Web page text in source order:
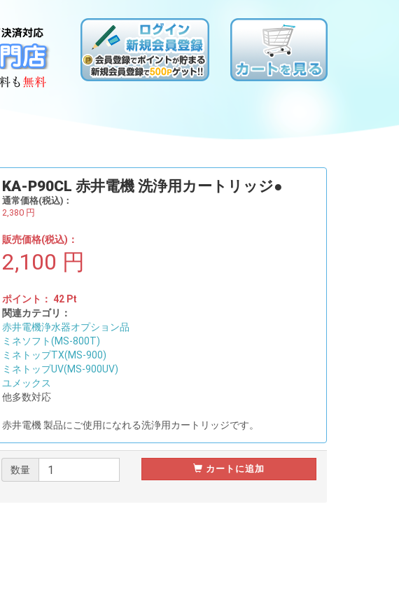
KA-P90CL 赤井電機 洗浄用カートリッジ●
通常価格(税込)：
2,380 円
販売価格(税込)：
2,100 円
ポイント： 42 Pt
関連カテゴリ：
赤井電機浄水器オプション品
ミネソフト(MS-800T)
ミネトップTX(MS-900)
ミネトップUV(MS-900UV)
ユメックス
他多数対応
赤井電機 製品にご使用になれる洗浄用カートリッジです。
数量 カートに追加